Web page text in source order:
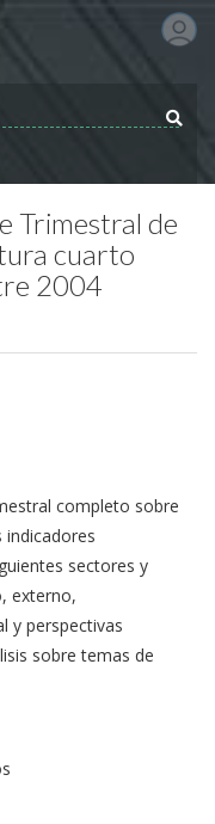
Trimestral de
cuarto
2004
completo sobre
sectores y
externo,
y perspectivas
sobre temas de